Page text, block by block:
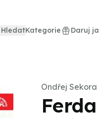
HledatKategorie Daruj
Ondřej Sekora